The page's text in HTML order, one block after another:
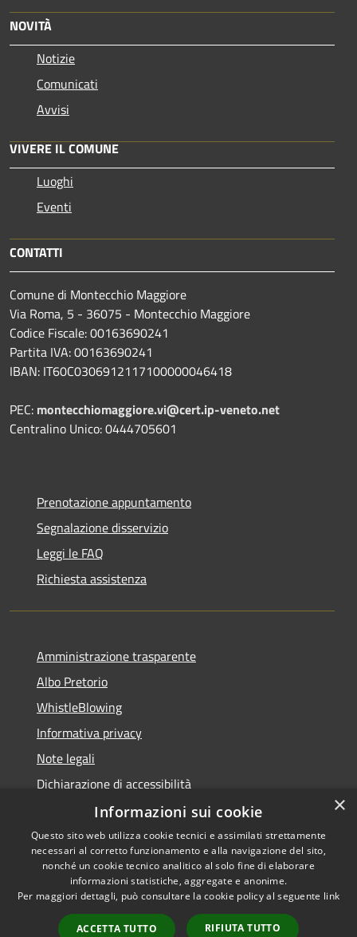
NOVITÀ
Notizie
Comunicati
Avvisi
VIVERE IL COMUNE
Luoghi
Eventi
CONTATTI
Comune di Montecchio Maggiore
Via Roma, 5 - 36075 - Montecchio Maggiore
Codice Fiscale: 00163690241
Partita IVA: 00163690241
IBAN: IT60C0306912117100000046418
PEC: montecchiomaggiore.vi@cert.ip-veneto.net
Centralino Unico: 0444705601
Prenotazione appuntamento
Segnalazione disservizio
Leggi le FAQ
Richiesta assistenza
Amministrazione trasparente
Albo Pretorio
WhistleBlowing
Informativa privacy
Note legali
Dichiarazione di accessibilità
Accessibilità
Privacy
Copyright © 2026 • Città di
Montecchio Maggiore •
Powered byMunicipium •
Accesso redazione
×
Informazioni sui cookie
Questo sito web utilizza cookie tecnici e assimilati strettamente
necessari al corretto funzionamento e alla navigazione del sito,
nonché un cookie tecnico analitico al solo fine di elaborare
informazioni statistiche, aggregate e anonime.
Per maggiori dettagli, può consultare la cookie policy al seguente link
ACCETTA TUTTO RIFIUTA TUTTO